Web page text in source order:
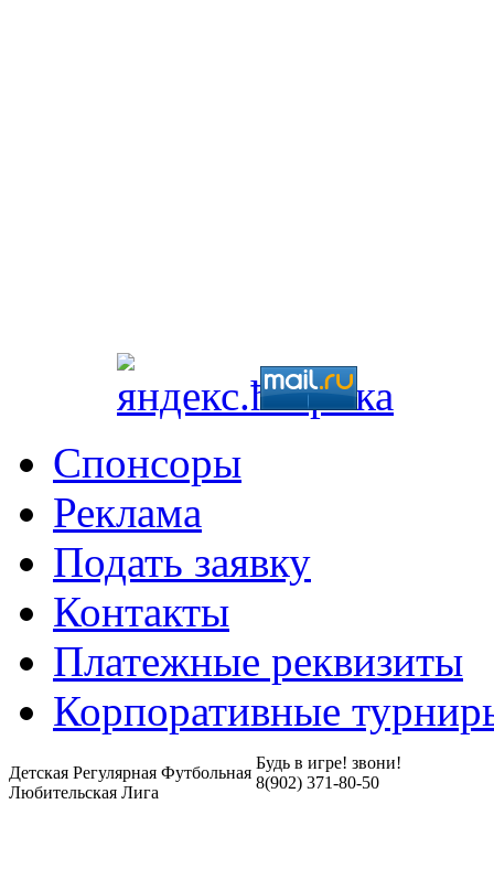
Спонсоры
Реклама
Подать заявку
Контакты
Платежные реквизиты
Корпоративные
Детская Регулярная Футбольная
Любительская Лига
Будь в игре! звони!
8(902) 371-80-50